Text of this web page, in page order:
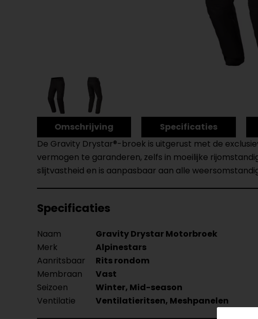
Omschrijving Specificaties
De Gravity Drystar®-broek is uitgerust met de
vermogen te garanderen, zelfs in moeilijke
slijtvastheid en is aanpasbaar aan alle
Specificaties
Naam Gravity Drystar Motorbroek
Merk
Alpinestars
Aanritsbaar
Rits rondom
Membraan
Vast
Seizoen
Winter, Mid-season
Ventilatie
Ventilatieritsen, Meshpanelen